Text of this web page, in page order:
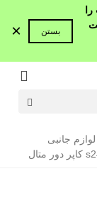
بستن ×
لوازم جانبی